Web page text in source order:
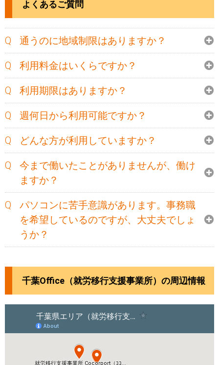
よくあるご質問
通うのに地域制限はありますか？
利用料金はいくらですか？
利用期限はありますか？
週何日から利用可能ですか？
どんな方が利用していますか？
今まで働いたことがありませんが、働け
ますか？
パソコンに苦手意識があります。事務職
を希望しているのですが、大丈夫でしょ
うか？
千葉Office（就労移行支援事業所）の周辺情報